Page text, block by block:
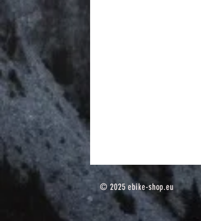
© 2025ebike-shop.eu